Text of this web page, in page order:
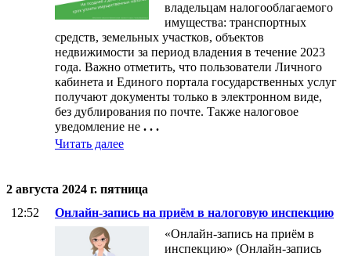
владельцам налогооблагаемого
имущества: транспортных
средств, земельных участков, объектов
недвижимости за период владения в течение 2023
года. Важно отметить, что пользователи Личного
кабинета и Единого портала государственных услуг
получают документы только в электронном виде,
без дублирования по почте. Также налоговое
уведомление не . . .
Читать далее
2 августа 2024 г. пятница
12:52
Онлайн-запись на приём в налоговую инспекцию
«Онлайн-запись на приём в
инспекцию» (Онлайн-запись